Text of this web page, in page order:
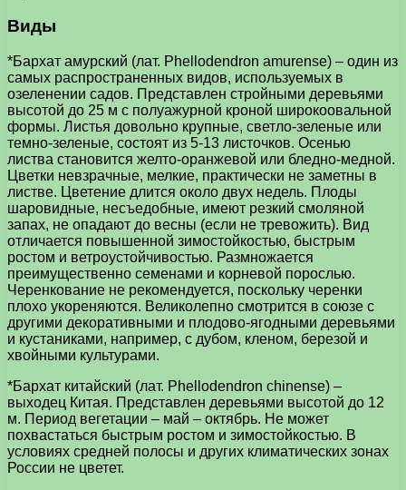
Виды
*Бархат амурский (лат. Phellodendron amurense) – один из
самых распространенных видов, используемых в
озеленении садов. Представлен стройными деревьями
высотой до 25 м с полуажурной кроной широкоовальной
формы. Листья довольно крупные, светло-зеленые или
темно-зеленые, состоят из 5-13 листочков. Осенью
листва становится желто-оранжевой или бледно-медной.
Цветки невзрачные, мелкие, практически не заметны в
листве. Цветение длится около двух недель. Плоды
шаровидные, несъедобные, имеют резкий смоляной
запах, не опадают до весны (если не тревожить). Вид
отличается повышенной зимостойкостью, быстрым
ростом и ветроустойчивостью. Размножается
преимущественно семенами и корневой порослью.
Черенкование не рекомендуется, поскольку черенки
плохо укореняются. Великолепно смотрится в союзе с
другими декоративными и плодово-ягодными деревьями
и кустаниками, например, с дубом, кленом, березой и
хвойными культурами.
*Бархат китайский (лат. Phellodendron chinense) –
выходец Китая. Представлен деревьями высотой до 12
м. Период вегетации – май – октябрь. Не может
похвастаться быстрым ростом и зимостойкостью. В
условиях средней полосы и других климатических зонах
России не цветет.